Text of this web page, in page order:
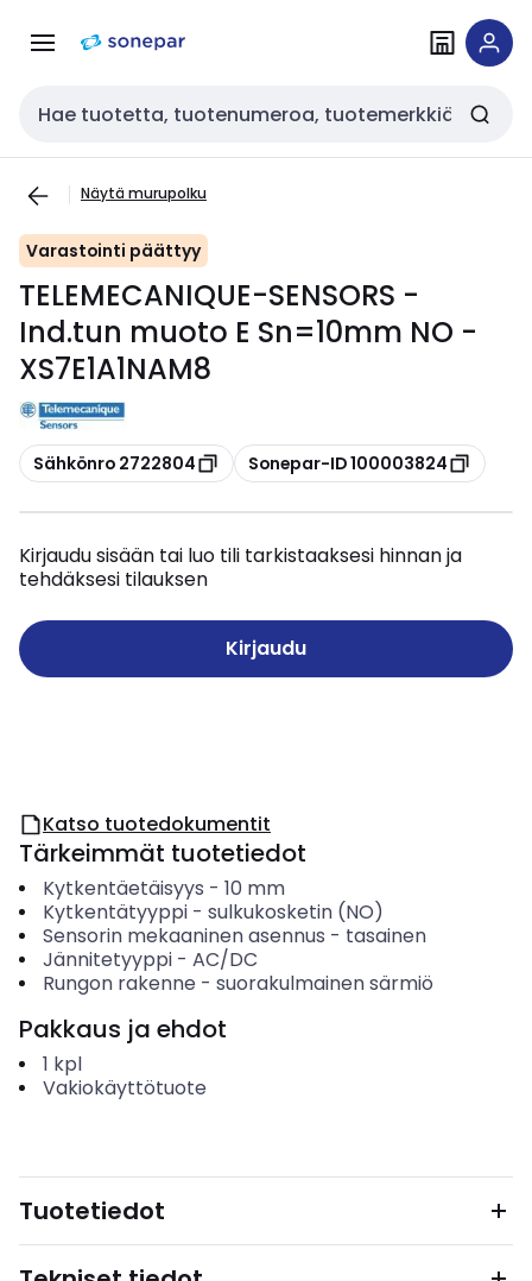
navigointiinsisältöön
Haku
Näytä murupolku
Varastointi päättyy
TELEMECANIQUE-SENSORS -
Ind.tun muoto E Sn=10mm NO -
XS7E1A1NAM8
Kopioi
Sähkönro 2722804 Kopioi
Sonepar-ID 100003824
Kirjaudu sisään tai luo tili tarkistaaksesi hinnan ja
tehdäksesi tilauksen
Kirjaudu
Katso tuotedokumentit
Tärkeimmät tuotetiedot
Kytkentäetäisyys - 10 mm
Kytkentätyyppi- sulkukosketin (NO)
Sensorin mekaaninen asennus - tasainen
Jännitetyyppi- AC/DC
Rungon rakenne - suorakulmainen särmiö
Pakkaus ja ehdot
1 kpl
Vakiokäyttötuote
Tuotetiedot